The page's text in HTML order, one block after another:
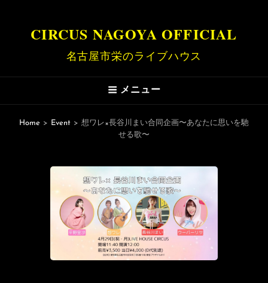
CIRCUS NAGOYA OFFICIAL
名古屋市栄のライブハウス
メニュー
Home > Event > 想ワレ×長谷川まい合同企画〜あなたに思いを馳
せる歌〜